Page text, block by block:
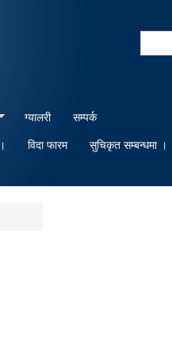
Search
ग्यालरी
सम्पर्क
विदा फारम
सुचिकृत सम्बन्धमा ।